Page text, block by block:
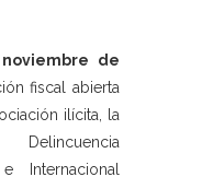
de
fiscal abierta
ilícita, la
Internacional